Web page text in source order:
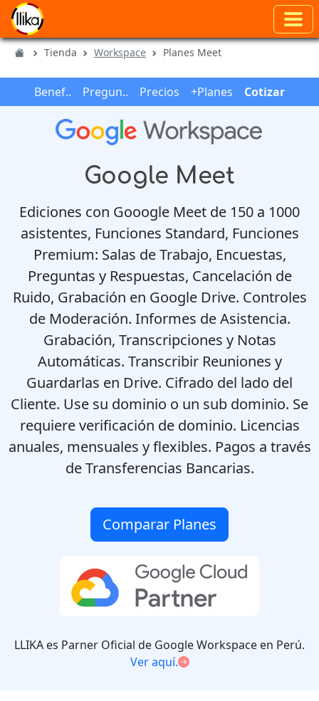
Tienda Workspace Planes Meet
Benef.. Pregun.. Precios +Planes Cotizar
Google Meet
Ediciones con Gooogle Meet de 150 a 1000
asistentes, Funciones Standard, Funciones
Premium: Salas de Trabajo, Encuestas,
Preguntas y Respuestas, Cancelación de
Ruido, Grabación en Google Drive. Controles
de Moderación. Informes de Asistencia.
Grabación, Transcripciones y Notas
Automáticas. Transcribir Reuniones y
Guardarlas en Drive. Cifrado del lado del
Cliente. Use su dominio o un sub dominio. Se
requiere verificación de dominio. Licencias
anuales, mensuales y flexibles. Pagos a través
de Transferencias Bancarias.
Comparar Planes
LLIKA es Parner Oficial de Google Workspace en Perú.
Ver aquí.